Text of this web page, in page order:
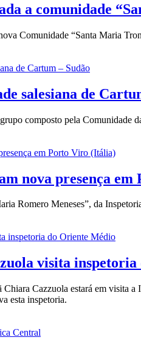
a comunidade
Comunidade “Santa Maria
salesiana de
composto pela Comunidade
nova presença
Romero Meneses”, da
visita
Cazzuola estará em visita
esta inspetoria.